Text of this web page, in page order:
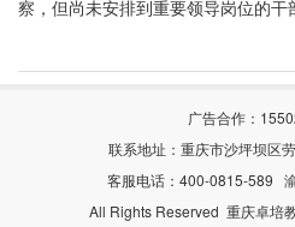
义道德、科学发展观等。这些价值
神支柱和社会主义核心价值体系的
培训还涉及到实践教育和素质教育
服务等活动，提升党员的综合素质
锻造忠诚干净担当的共产党人，培
党性修养。通过这些教育培训，党
任和使命，为实现中华民族伟大复兴
察，但尚未安排到重要领导岗位的干
5岁以下，有潜力但还未完全崭露头
般要求后备干部在原岗位表现出色，
表现。总的来说，后备干部推荐更
推荐更注重个人潜力和素质。
广告合作：
联系地址：重庆市沙坪坝区
客服电话：400-0815-589
All Rights Reserved 重庆卓培